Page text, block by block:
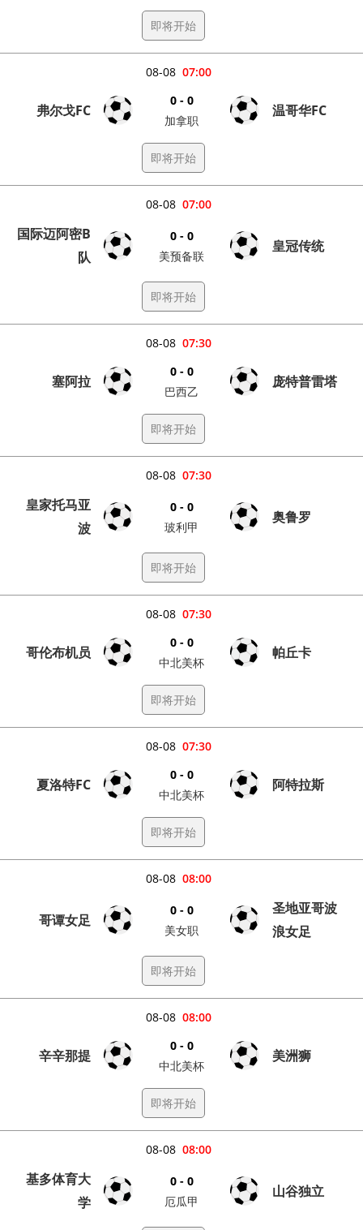
即将开始
07:00
08-08
弗尔戈FC
0 - 0
加拿职
温哥华FC
即将开始
07:00
08-08
国际迈阿密B
队
0 - 0
美预备联
皇冠传统
即将开始
07:30
08-08
塞阿拉
0 - 0
巴西乙
庞特普雷塔
即将开始
07:30
08-08
皇家托马亚
波
0 - 0
玻利甲
奥鲁罗
即将开始
07:30
08-08
哥伦布机员
0 - 0
中北美杯
帕丘卡
即将开始
07:30
08-08
夏洛特FC
0 - 0
中北美杯
阿特拉斯
即将开始
08:00
08-08
哥谭女足
0 - 0
美女职
圣地亚哥波
浪女足
即将开始
08:00
08-08
辛辛那提
0 - 0
中北美杯
美洲狮
即将开始
08:00
08-08
基多体育大
学
0 - 0
厄瓜甲
山谷独立